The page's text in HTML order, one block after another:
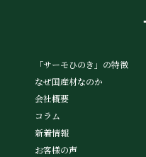
「サーモひのき」の特徴
なぜ国産材なのか
会社概要
コラム
新着情報
お客様の声